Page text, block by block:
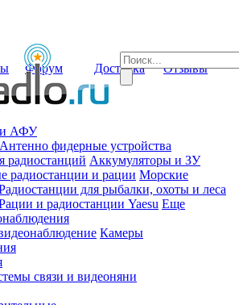
Форум Доставка Отзывы
и АФУ
Антенно фидерные устройства
радиостанций Аккумуляторы и ЗУ
радиостанции и рации Морские
для рыбалки, охоты и леса
и радиостанции Yaesu Еще
Камеры
связи и видеоняни